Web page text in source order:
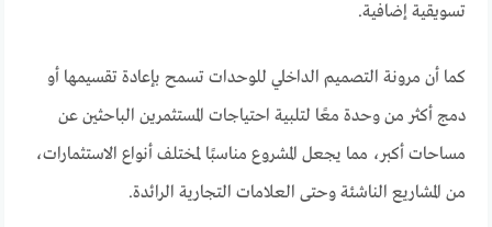
تسويقية إضافية.
كما أن مرونة التصميم الداخلي للوحدات تسمح بإعادة تقسيمها أو
دمج أكثر من وحدة معًا لتلبية احتياجات المستثمرين الباحثين عن
مساحات أكبر، مما يجعل المشروع مناسبًا لمختلف أنواع الاستثمارات،
من المشاريع الناشئة وحتى العلامات التجارية الرائدة.